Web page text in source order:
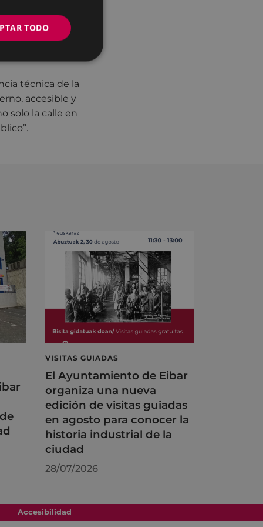
idea de
no es solo
técnica de la
accesible y
solo la calle en
VISITAS GUIADAS
El Ayuntamiento de Eibar
organiza una nueva
edición de visitas guiadas
en agosto para conocer la
historia industrial de la
ciudad
28/07/2026
Accesibilidad
TODO